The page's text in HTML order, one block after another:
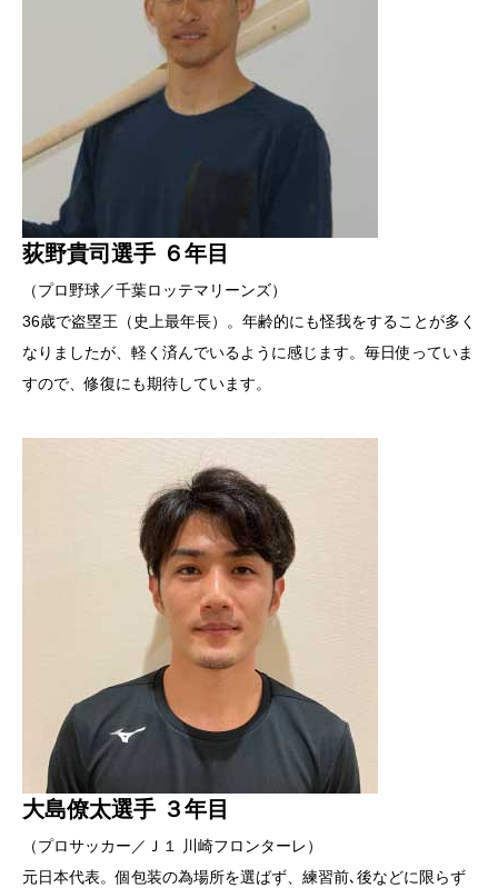
荻野貴司選手 ６年目
（プロ野球／千葉ロッテマリーンズ）
36歳で盗塁王（史上最年長）。年齢的にも怪我をすることが多く
なりましたが、軽く済んでいるように感じます。毎日使っていま
すので、修復にも期待しています。
大島僚太選手 ３年目
（プロサッカー／Ｊ１ 川崎フロンターレ）
元日本代表。個包装の為場所を選ばず、練習前､後などに限らず